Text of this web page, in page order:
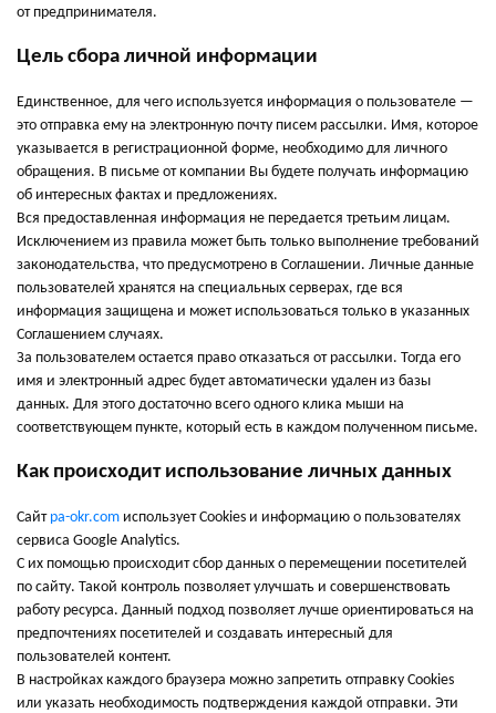
от предпринимателя.
Цель сбора личной информации
Единственное, для чего используется информация о пользователе —
это отправка ему на электронную почту писем рассылки. Имя, которое
указывается в регистрационной форме, необходимо для личного
обращения. В письме от компании Вы будете получать информацию
об интересных фактах и предложениях.
Вся предоставленная информация не передается третьим лицам.
Исключением из правила может быть только выполнение требований
законодательства, что предусмотрено в Соглашении. Личные данные
пользователей хранятся на специальных серверах, где вся
информация защищена и может использоваться только в указанных
Соглашением случаях.
За пользователем остается право отказаться от рассылки. Тогда его
имя и электронный адрес будет автоматически удален из базы
данных. Для этого достаточно всего одного клика мыши на
соответствующем пункте, который есть в каждом полученном письме.
Как происходит использование личных данных
Сайт pa-okr.com использует Cookies и информацию о пользователях
сервиса Google Analytics.
С их помощью происходит сбор данных о перемещении посетителей
по сайту. Такой контроль позволяет улучшать и совершенствовать
работу ресурса. Данный подход позволяет лучше ориентироваться на
предпочтениях посетителей и создавать интересный для
пользователей контент.
В настройках каждого браузера можно запретить отправку Cookies
или указать необходимость подтверждения каждой отправки. Эти